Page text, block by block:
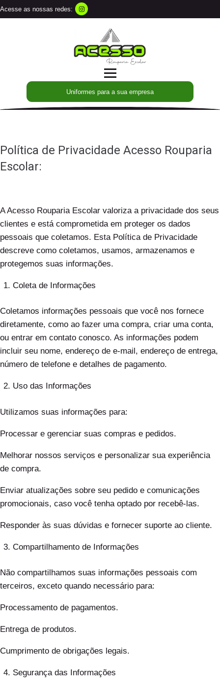
Acesse as nossas redes:
Uniformes para a sua empresa
Política de Privacidade Acesso Rouparia
Escolar:
A Acesso Rouparia Escolar valoriza a privacidade dos seus
clientes e está comprometida em proteger os dados
pessoais que coletamos. Esta Política de Privacidade
descreve como coletamos, usamos, armazenamos e
protegemos suas informações.
Coleta de Informações
Coletamos informações pessoais que você nos fornece
diretamente, como ao fazer uma compra, criar uma conta,
ou entrar em contato conosco. As informações podem
incluir seu nome, endereço de e-mail, endereço de entrega,
número de telefone e detalhes de pagamento.
Uso das Informações
Utilizamos suas informações para:
Processar e gerenciar suas compras e pedidos.
Melhorar nossos serviços e personalizar sua experiência
de compra.
Enviar atualizações sobre seu pedido e comunicações
promocionais, caso você tenha optado por recebê-las.
Responder às suas dúvidas e fornecer suporte ao cliente.
Compartilhamento de Informações
Não compartilhamos suas informações pessoais com
terceiros, exceto quando necessário para:
Processamento de pagamentos.
Entrega de produtos.
Cumprimento de obrigações legais.
Segurança das Informações